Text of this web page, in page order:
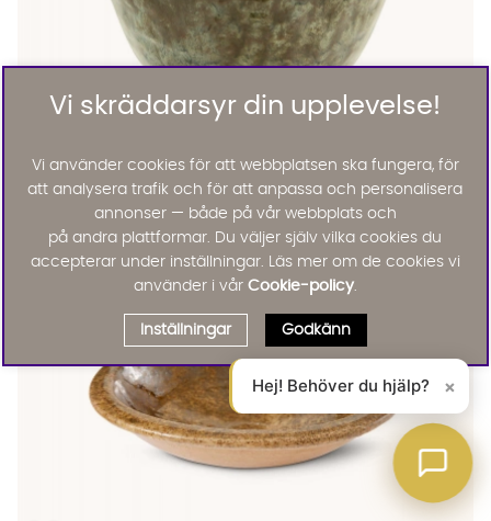
Madam Stoltz
115 :-
Vi skräddarsyr din upplevelse!
Vi använder cookies för att webbplatsen ska fungera, för
att analysera trafik och för att anpassa och personalisera
annonser — både på vår webbplats och
på andra plattformar. Du väljer själv vilka cookies du
accepterar under inställningar. Läs mer om de cookies vi
använder i vår Cookie-policy.
Inställningar Godkänn
Hej! Behöver du hjälp? ×